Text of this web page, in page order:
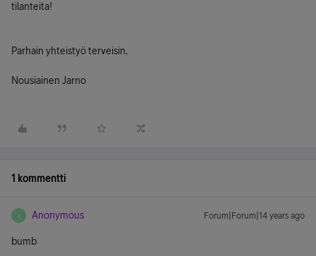
tilanteita!
Parhain yhteistyö terveisin,
Nousiainen Jarno
1 kommentti
A Anonymous Forum|Forum|14 years ago
bumb